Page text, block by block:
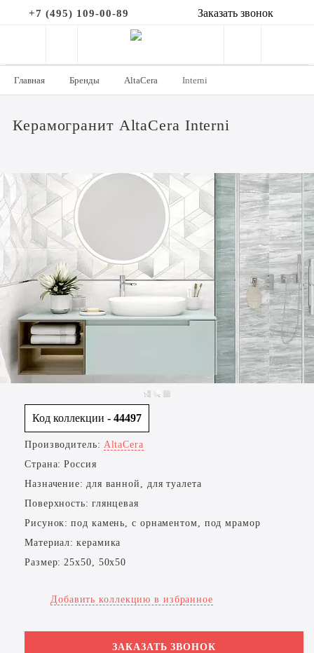
+7 (495) 109-00-89 Заказать звонок
Главная Бренды AltaCera Interni
Керамогранит AltaCera Interni
Код коллекции - 44497
Производитель: AltaCera
Страна: Россия
Назначение: для ванной, для туалета
Поверхность: глянцевая
Рисунок: под камень, с орнаментом, под мрамор
Материал: керамика
Размер: 25x50, 50x50
Добавить коллекцию в избранное
ЗАКАЗАТЬ ЗВОНОК